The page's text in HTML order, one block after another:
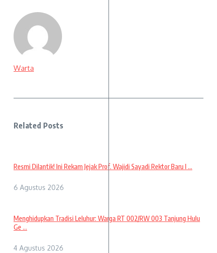
Warta
Related Posts
Resmi Dilantik! Ini Rekam Jejak Prof. Wajidi Sayadi Rektor Baru I ...
6 Agustus 2026
Menghidupkan Tradisi Leluhur: Warga RT 002/RW 003 Tanjung Hulu
Ge ...
4 Agustus 2026